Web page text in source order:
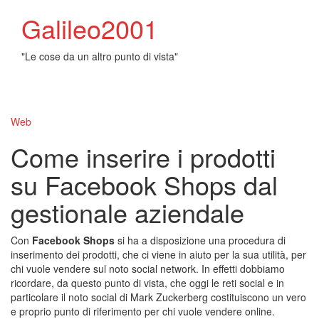
Galileo2001
"Le cose da un altro punto di vista"
Web
Come inserire i prodotti
su Facebook Shops dal
gestionale aziendale
Con Facebook Shops si ha a disposizione una procedura di
inserimento dei prodotti, che ci viene in aiuto per la sua utilità, per
chi vuole vendere sul noto social network. In effetti dobbiamo
ricordare, da questo punto di vista, che oggi le reti social e in
particolare il noto social di Mark Zuckerberg costituiscono un vero
e proprio punto di riferimento per chi vuole vendere online.